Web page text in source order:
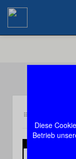
Diese
Betrieb